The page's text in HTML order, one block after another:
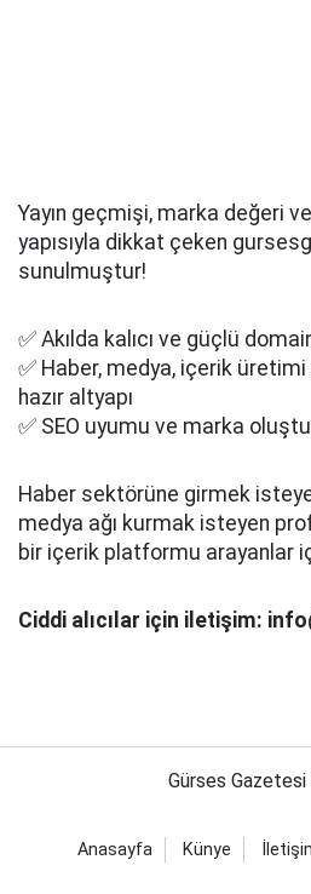
Yayın geçmişi, marka değeri
yapısıyla dikkat çeken
sunulmuştur!
✅ Akılda kalıcı ve güçlü
✅ Haber, medya, içerik üretimi
hazır altyapı
✅ SEO uyumu ve marka
Haber sektörüne girmek
medya ağı kurmak isteyen
bir içerik platformu arayanlar
Ciddi alıcılar için iletişim:
Gürses
Anasayfa Künye